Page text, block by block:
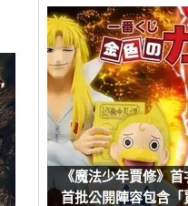
《魔法少年賈修》
首批公開陣容包含